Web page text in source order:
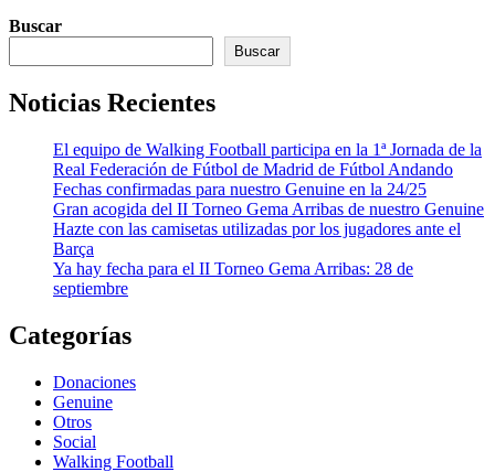
Buscar
Buscar
Noticias Recientes
El equipo de Walking Football participa en la 1ª Jornada de la
Real Federación de Fútbol de Madrid de Fútbol Andando
Fechas confirmadas para nuestro Genuine en la 24/25
Gran acogida del II Torneo Gema Arribas de nuestro Genuine
Hazte con las camisetas utilizadas por los jugadores ante el
Barça
Ya hay fecha para el II Torneo Gema Arribas: 28 de
septiembre
Categorías
Donaciones
Genuine
Otros
Social
Walking Football